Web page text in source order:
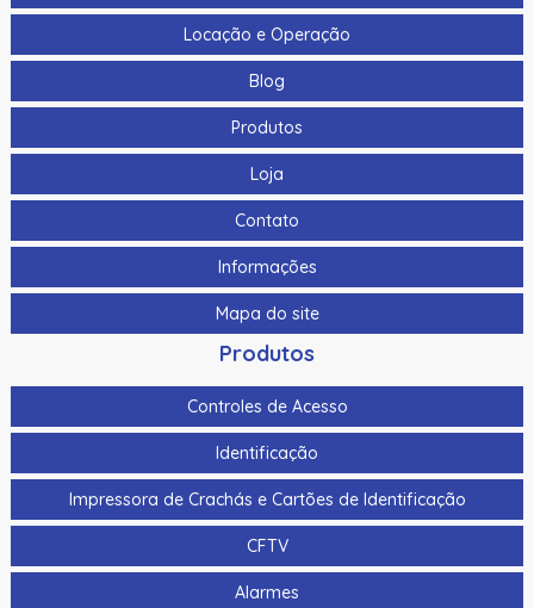
Locação e Operação
Blog
Produtos
Loja
Contato
Informações
Mapa do site
Produtos
Controles de Acesso
Identificação
Impressora de Crachás e Cartões de Identificação
CFTV
Alarmes